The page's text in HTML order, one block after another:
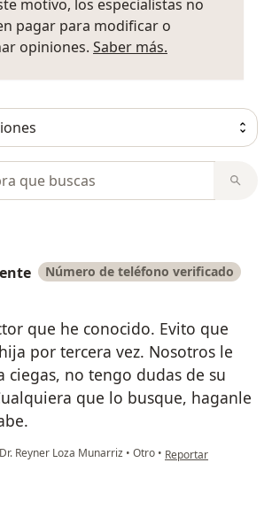
motivo, los especialistas no
pagar para modificar o
opiniones. Saber más.
Número de teléfono verificado
que he conocido. Evito que
por tercera vez. Nosotros le
ciegas, no tengo dudas de su
que lo busque, haganle
Dr. Reyner Loza Munarriz • Otro • en opinión del
Reportar